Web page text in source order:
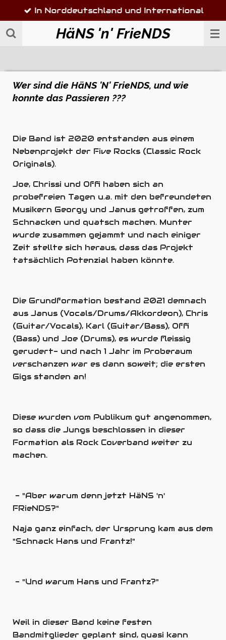
Hauptinhalt
springen
HäNS 'n' FrieNDS
In Norddeutschland und International
Wer sind die HäNS 'N' FrieNDS, und wie
konnte das Passieren ???
Die Band ist 2020 entstanden aus einem
Nebenprojekt der Five Rocks (Classic Rock
Originals).
Joe, Chrissi und Offi haben sich an
probefreien Tagen u.a. mit den befreundeten
Musikern Georgy und Janus getroffen, zum
Schnacken und quatsch machen. Munter
wurde zusammen gejammt und nach einiger
Zeit stellte sich heraus, dass das Projekt
tatsächlich Potenzial haben könnte.
Die Grundformation bestand 2021 demnach
aus Janus (Vocals/Drums/Akkordeon), Chris
(Guitar/Vocals), Karl (Guitar/Bass), Offi
(Bass) und Joe (Drums), es wurde fleissig
gerudert- und nach 1 Jahr im Proberaum
verschanzen war es dann soweit; die ersten
Gigs standen an!
Diese wurden vom Publikum gut angenommen,
so dass die Jungs beschlossen in dieser
Formation als Rock Coverband weiter zu
machen.
- "Aber warum denn jetzt HäNS 'n'
FRieNDS?"
Naja ganz einfach, der Ursprung kam aus dem
"Schnack Hans und Frantz!"
- "Und warum Hans und Frantz?"
Weil in dieser Band keine festen
Bandmitglieder geplant sind, quasi kann